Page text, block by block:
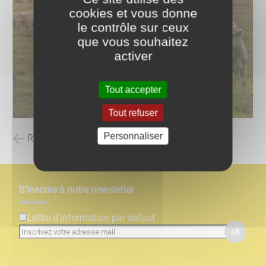
Retour à la liste des carnets d'adresses
S'inscrire à notre newsletter
Lettre d'information par défaut
ok
cookies et vous donne
le contrôle sur ceux
que vous souhaitez
activer
Tout accepter
Tout refuser
Personnaliser